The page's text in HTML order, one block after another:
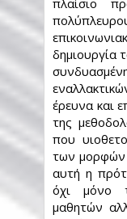
πλαίσιο
δημιουργία
έρευνα και
της
που
των μορφών
αυτή η
όχι μόνο
μαθητών